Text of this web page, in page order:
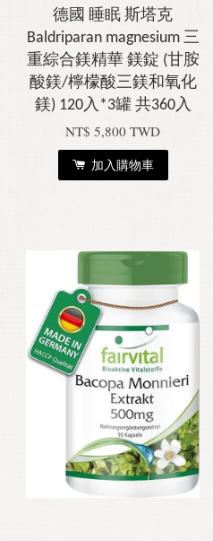
德國 睡眠 斯塔克
Baldriparan magnesium 三
重綜合鎂精華 鎂錠 (甘胺
酸鎂/檸檬酸三鎂和氧化
鎂) 120入*3罐 共360入
NT$ 5,800 TWD
加入購物車